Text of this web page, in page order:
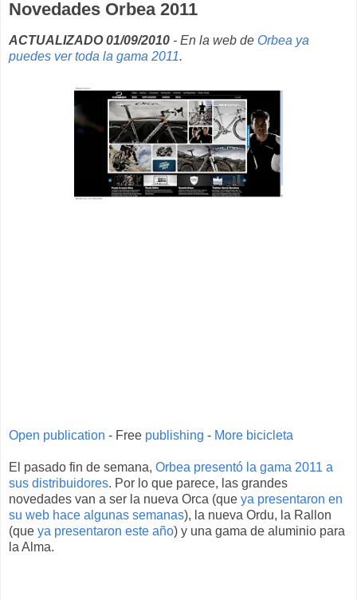
Novedades Orbea 2011
ACTUALIZADO 01/09/2010 - En la web de Orbea ya
puedes ver toda la gama 2011.
Open publication - Free publishing - More bicicleta
El pasado fin de semana, Orbea presentó la gama 2011 a
sus distribuidores. Por lo que parece, las grandes
novedades van a ser la nueva Orca (que ya presentaron en
su web hace algunas semanas), la nueva Ordu, la Rallon
(que ya presentaron este año) y una gama de aluminio para
la Alma.